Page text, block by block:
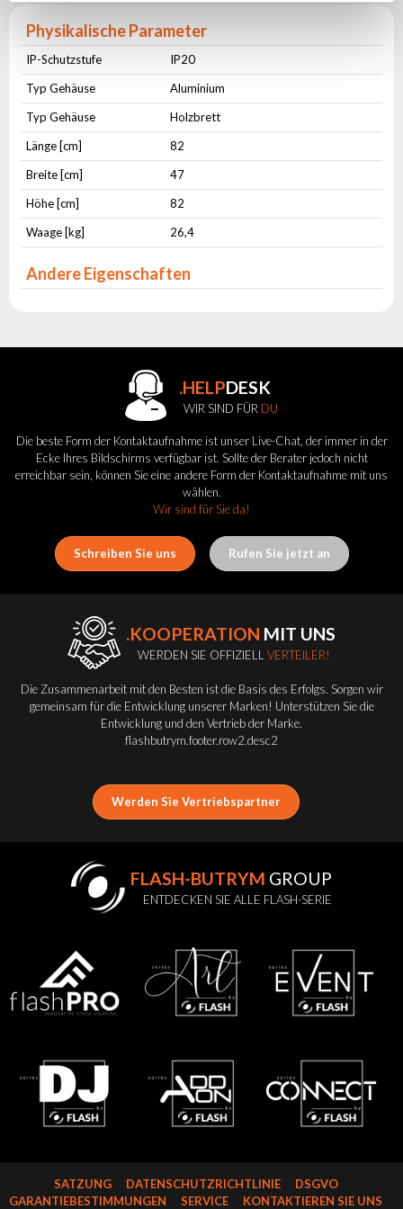
Physikalische Parameter
IP-Schutzstufe
IP20
Typ Gehäuse
Aluminium
Typ Gehäuse
Holzbrett
Länge [cm]
82
Breite [cm]
47
Höhe [cm]
82
Waage [kg]
26,4
Andere Eigenschaften
.HELPDESK
WIR SIND FÜR DU
Die beste Form der Kontaktaufnahme ist unser Live-Chat, der immer in der
Ecke Ihres Bildschirms verfügbar ist. Sollte der Berater jedoch nicht
erreichbar sein, können Sie eine andere Form der Kontaktaufnahme mit uns
wählen.
Wir sind für Sie da!
Schreiben Sie uns Rufen Sie jetzt an
.KOOPERATION MIT UNS
WERDEN SIE OFFIZIELLVERTEILER!
Die Zusammenarbeit mit den Besten ist die Basis des Erfolgs. Sorgen wir
gemeinsam für die Entwicklung unserer Marken! Unterstützen Sie die
Entwicklung und den Vertrieb der Marke.
flashbutrym.footer.row2.desc2
Werden Sie Vertriebspartner
FLASH-BUTRYM GROUP
ENTDECKEN SIE ALLE FLASH-SERIE
SATZUNG DATENSCHUTZRICHTLINIE
DSGVO
GARANTIEBESTIMMUNGEN
SERVICE KONTAKTIEREN SIE UNS